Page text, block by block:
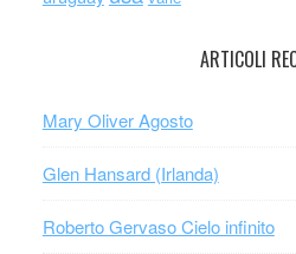
ARTICOLI
Mary Oliver Agosto
Glen Hansard (Irlanda)
Roberto Gervaso Cielo infinito